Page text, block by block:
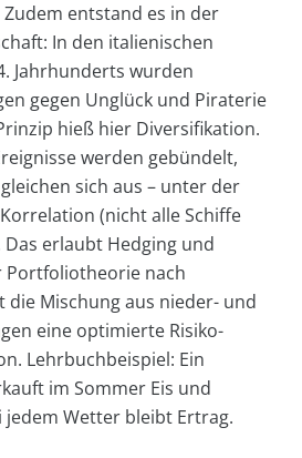
Zudem entstand es in der
In den italienischen
Jahrhunderts wurden
gegen Unglück und Piraterie
hieß hier Diversifikation.
werden gebündelt,
sich aus – unter der
(nicht alle Schiffe
erlaubt Hedging und
Portfoliotheorie nach
die Mischung aus nieder- und
eine optimierte Risiko-
Lehrbuchbeispiel: Ein
im Sommer Eis und
jedem Wetter bleibt Ertrag.